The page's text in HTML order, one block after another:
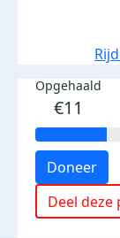
Opgehaald
€11
Doneer
Deel deze